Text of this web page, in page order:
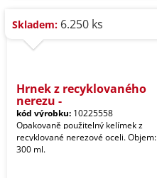
Skladem: 6.250 ks
Hrnek z recyklovaného
nerezu -
kód výrobku: 10225558
Opakovaně použitelný kelímek z
recyklované nerezové oceli. Objem:
300 ml.